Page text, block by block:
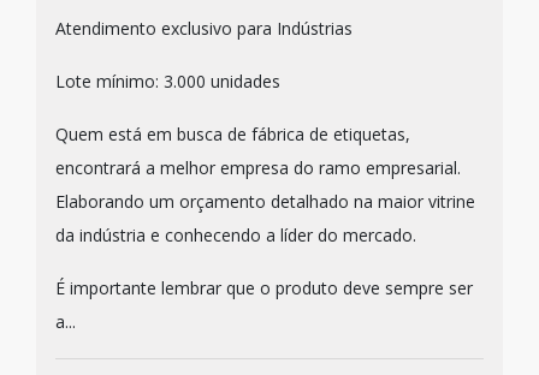
Atendimento exclusivo para Indústrias
Lote mínimo: 3.000 unidades
Quem está em busca de fábrica de etiquetas,
encontrará a melhor empresa do ramo empresarial.
Elaborando um orçamento detalhado na maior vitrine
da indústria e conhecendo a líder do mercado.
É importante lembrar que o produto deve sempre ser
a...